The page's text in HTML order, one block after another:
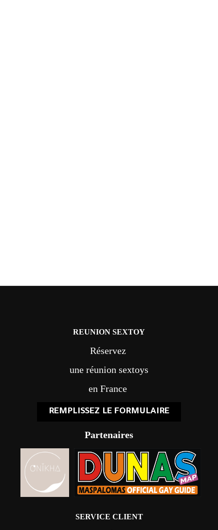
REUNION SEXTOY
Réservez
une réunion sextoys
en France
REMPLISSEZ LE FORMULAIRE
Partenaires
SERVICE CLIENT